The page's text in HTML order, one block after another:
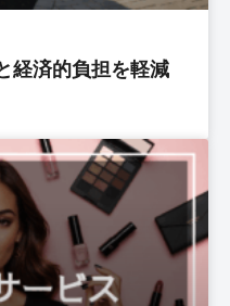
経済的負担を軽減